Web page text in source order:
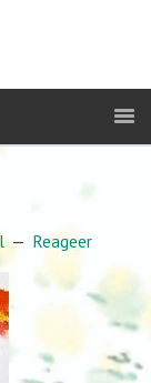
Reageer